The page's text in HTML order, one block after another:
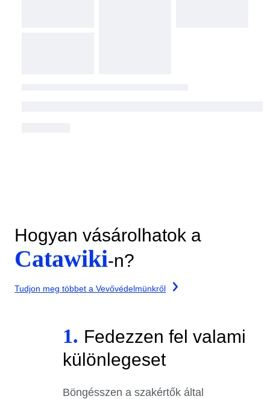
Hogyan vásárolhatok a
Catawiki-n?
Tudjon meg többet a Vevővédelmünkről
1. Fedezzen fel valami
különlegeset
Böngésszen a szakértők által